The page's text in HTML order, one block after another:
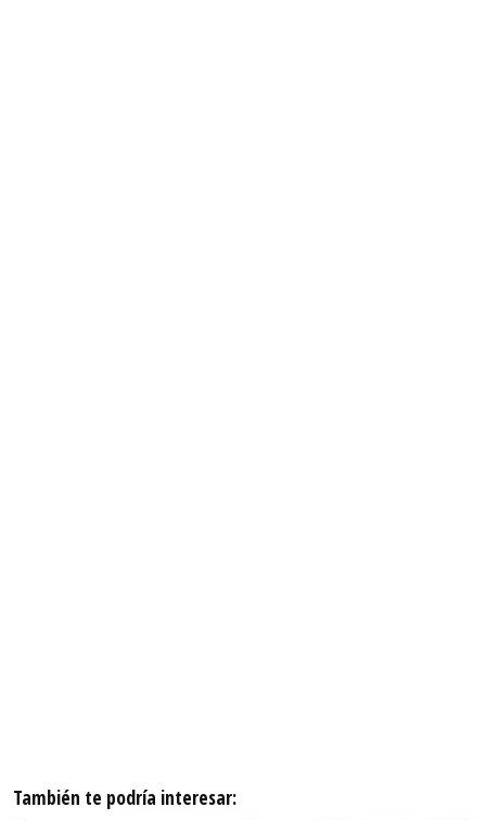
También te podría interesar: